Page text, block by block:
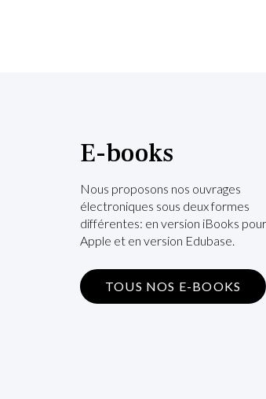
E-books
Nous proposons nos ouvrages
électroniques sous deux formes
différentes: en version iBooks pour
Apple et en version Edubase.
TOUS NOS E-BOOKS